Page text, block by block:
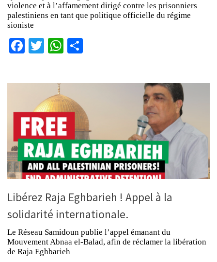
violence et à l’affamement dirigé contre les prisonniers
palestiniens en tant que politique officielle du régime
sioniste
Facebook
TwitterWhatsApp
Libérez Raja Eghbarieh ! Appel à la
solidarité internationale.
Le Réseau Samidoun publie l’appel émanant du
Mouvement Abnaa el-Balad, afin de réclamer la libération
de Raja Eghbarieh